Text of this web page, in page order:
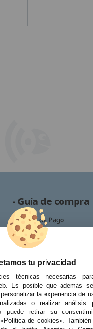
- Guía de compra
· Formas de Pago
· Proceso de RMA
· Condiciones de
· Política de devoluciones
· Resolución de Litigios en
tu privacidad
técnicas necesarias
Es posible que además
la experiencia de
o realizar análisis
puede retirar su
de cookies». También